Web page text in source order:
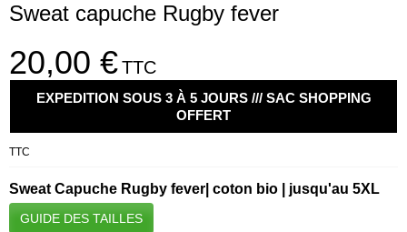
Sweat capuche Rugby fever
20,00 €TTC
EXPEDITION SOUS 3 À 5 JOURS /// SAC SHOPPING
OFFERT
TTC
Sweat Capuche Rugby fever| coton bio | jusqu'au 5XL
GUIDE DES TAILLES